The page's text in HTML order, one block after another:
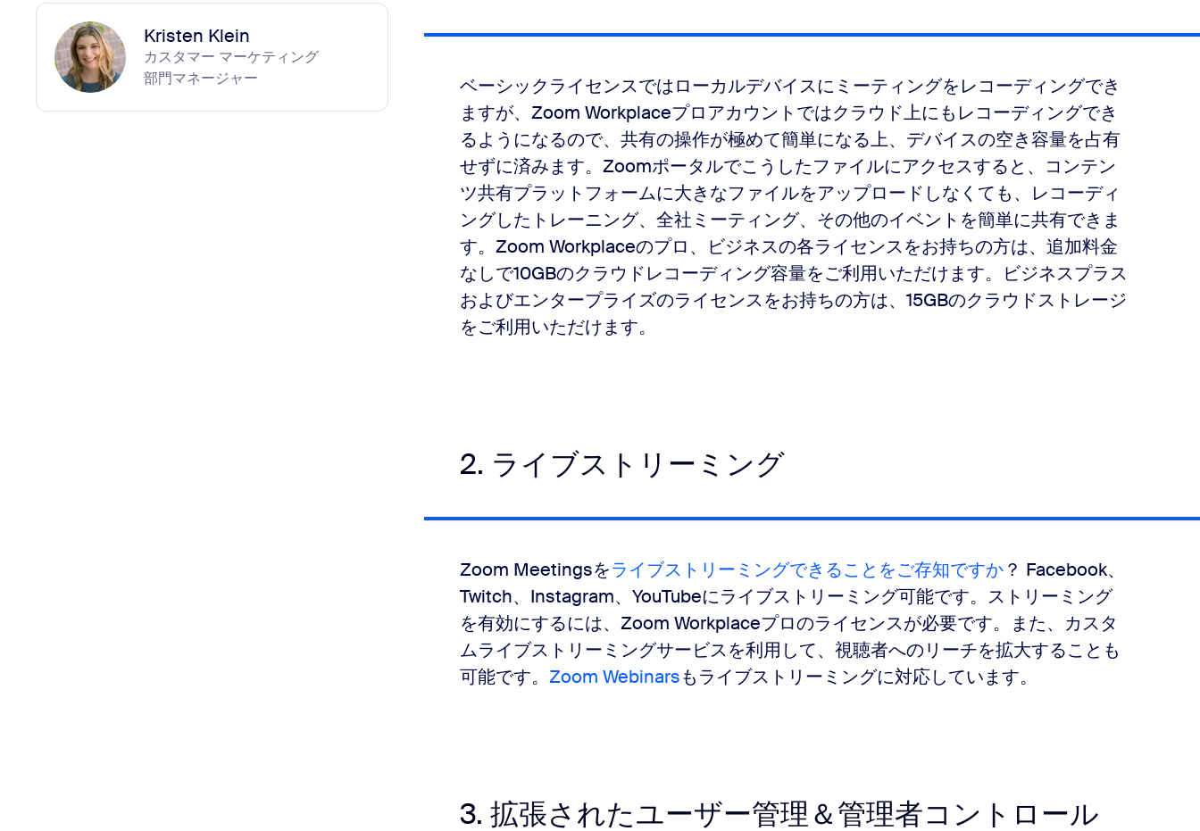
Kristen Klein
カスタマー マーケティング
部門マネージャー
ベーシックライセンスではローカルデバイスにミーティングをレコーディングでき
ますが、Zoom Workplaceプロアカウントではクラウド上にもレコーディングでき
るようになるので、共有の操作が極めて簡単になる上、デバイスの空き容量を占有
せずに済みます。Zoomポータルでこうしたファイルにアクセスすると、コンテン
ツ共有プラットフォームに大きなファイルをアップロードしなくても、レコーディ
ングしたトレーニング、全社ミーティング、その他のイベントを簡単に共有できま
す。Zoom Workplaceのプロ、ビジネスの各ライセンスをお持ちの方は、追加料金
なしで10GBのクラウドレコーディング容量をご利用いただけます。ビジネスプラス
およびエンタープライズのライセンスをお持ちの方は、15GBのクラウドストレージ
をご利用いただけます。
2. ライブストリーミング
Zoom Meetingsをライブストリーミングできることをご存知ですか？ Facebook、
Twitch、Instagram、YouTubeにライブストリーミング可能です。ストリーミング
を有効にするには、Zoom Workplaceプロのライセンスが必要です。また、カスタ
ムライブストリーミングサービスを利用して、視聴者へのリーチを拡大することも
可能です。 Zoom Webinarsもライブストリーミングに対応しています。
3. 拡張されたユーザー管理＆管理者コントロール